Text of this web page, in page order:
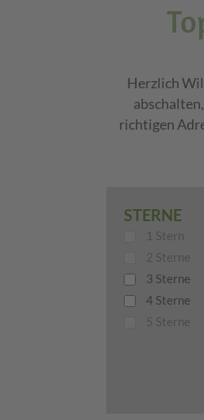
Herzlich
richtigen
STERNE
1 Stern
2 Sterne
3 Sterne
4 Sterne
5 Sterne